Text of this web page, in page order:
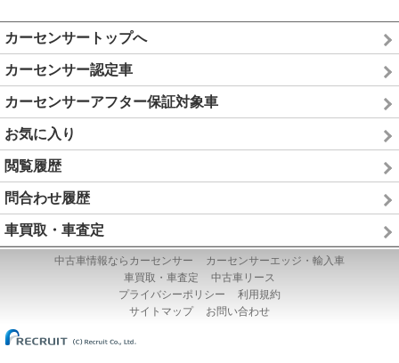
カーセンサートップへ
カーセンサー認定車
カーセンサーアフター保証対象車
お気に入り
閲覧履歴
問合わせ履歴
車買取・車査定
中古車情報ならカーセンサー
カーセンサーエッジ・輸入車
車買取・車査定
中古車リース
プライバシーポリシー
利用規約
サイトマップ
お問い合わせ